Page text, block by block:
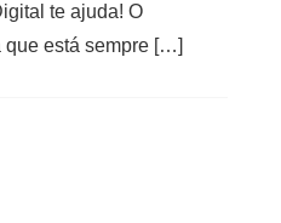
te ajuda! O
que está sempre […]